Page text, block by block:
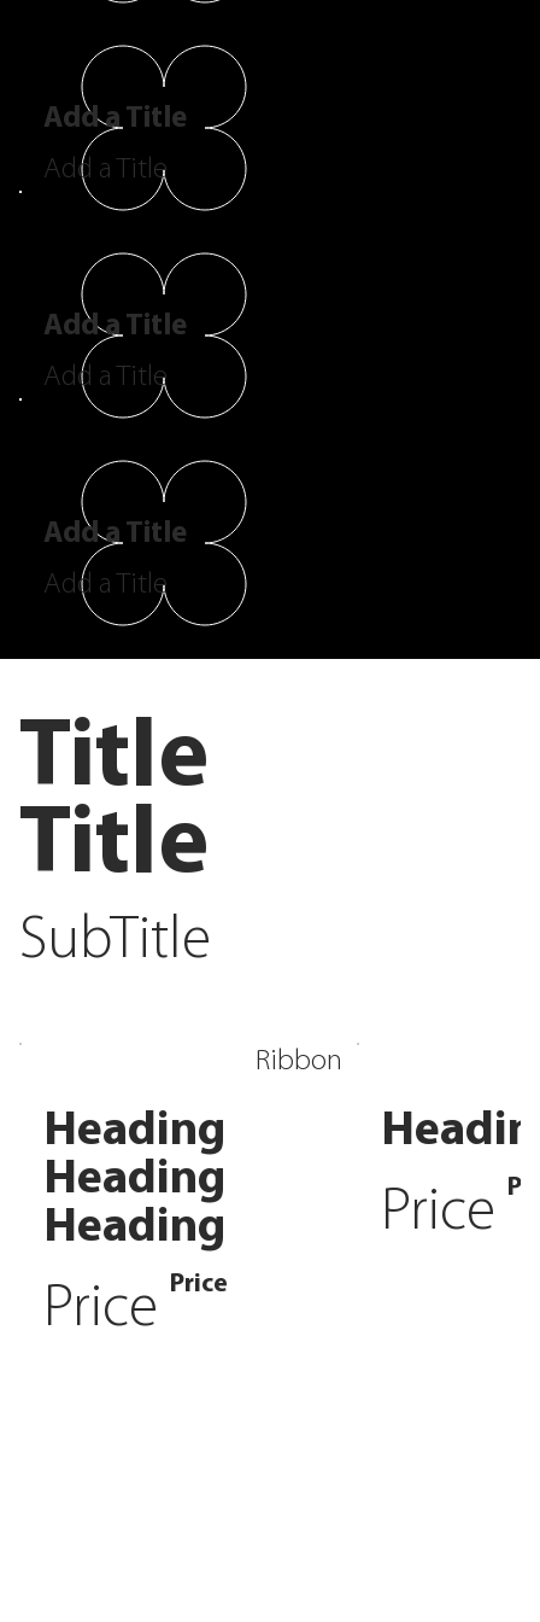
Add a Title
Add a Title
Add a Title
Add a Title
Add a Title
Add a Title
Title
Title
SubTitle
Ribbon
Heading
Heading
Heading
Price Price
Price